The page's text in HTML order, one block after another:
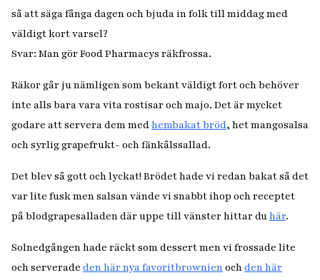
så att säga fånga dagen och bjuda in folk till middag med
väldigt kort varsel?
Svar: Man gör Food Pharmacys räkfrossa.
Räkor går ju nämligen som bekant väldigt fort och behöver
inte alls bara vara vita rostisar och majo. Det är mycket
godare att servera dem medhembakat bröd, het mangosalsa
och syrlig grapefrukt- och fänkålssallad.
Det blev så gott och lyckat! Brödet hade vi redan bakat så det
var lite fusk men salsan vände vi snabbt ihop och receptet
på blodgrapesalladen där uppe till vänster hittar duhär.
Solnedgången hade räckt som dessert men vi frossade lite
och serverade den här nya favoritbrownienochden här